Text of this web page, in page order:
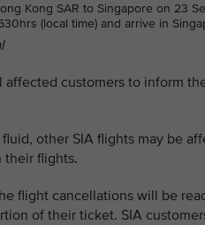
Kong SAR to Singapore on 23
(local time) and arrive in
affected customers to inform
other SIA flights may be
their flights.
flight cancellations will be
of their ticket. SIA